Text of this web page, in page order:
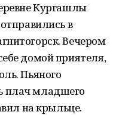
Кургашлы
в
Вечером
домой приятеля,
Пьяного
плач младшего
на крыльце.